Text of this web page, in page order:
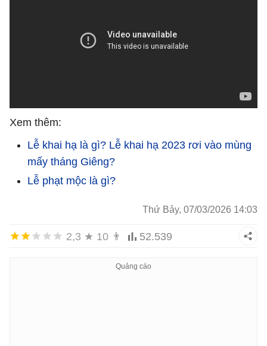
Xem thêm:
Lễ khai hạ là gì? Lễ khai hạ 2023 rơi vào mùng
mấy tháng Giêng?
Lễ phạt mộc là gì?
Thứ Bảy, 07/03/2026 14:03
2,3 ★ 10 👨 52.539